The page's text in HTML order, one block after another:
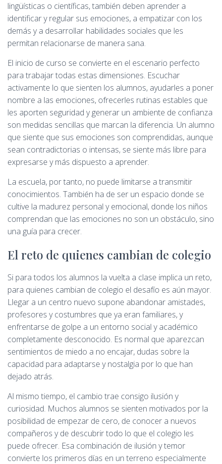
lingüísticas o científicas, también deben aprender a
identificar y regular sus emociones, a empatizar con los
demás y a desarrollar habilidades sociales que les
permitan relacionarse de manera sana.
El inicio de curso se convierte en el escenario perfecto
para trabajar todas estas dimensiones. Escuchar
activamente lo que sienten los alumnos, ayudarles a poner
nombre a las emociones, ofrecerles rutinas estables que
les aporten seguridad y generar un ambiente de confianza
son medidas sencillas que marcan la diferencia. Un alumno
que siente que sus emociones son comprendidas, aunque
sean contradictorias o intensas, se siente más libre para
expresarse y más dispuesto a aprender.
La escuela, por tanto, no puede limitarse a transmitir
conocimientos. También ha de ser un espacio donde se
cultive la madurez personal y emocional, donde los niños
comprendan que las emociones no son un obstáculo, sino
una guía para crecer.
El reto de quienes cambian de colegio
Si para todos los alumnos la vuelta a clase implica un reto,
para quienes cambian de colegio el desafío es aún mayor.
Llegar a un centro nuevo supone abandonar amistades,
profesores y costumbres que ya eran familiares, y
enfrentarse de golpe a un entorno social y académico
completamente desconocido. Es normal que aparezcan
sentimientos de miedo a no encajar, dudas sobre la
capacidad para adaptarse y nostalgia por lo que han
dejado atrás.
Al mismo tiempo, el cambio trae consigo ilusión y
curiosidad. Muchos alumnos se sienten motivados por la
posibilidad de empezar de cero, de conocer a nuevos
compañeros y de descubrir todo lo que el colegio les
puede ofrecer. Esa combinación de ilusión y temor
convierte los primeros días en un terreno especialmente